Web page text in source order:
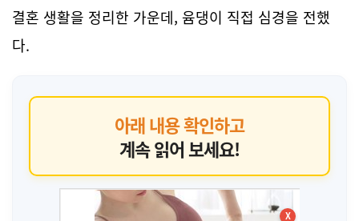
결혼 생활을 정리한 가운데, 윰댕이 직접 심경을 전했
다.
아래 내용 확인하고
계속 읽어 보세요!
X